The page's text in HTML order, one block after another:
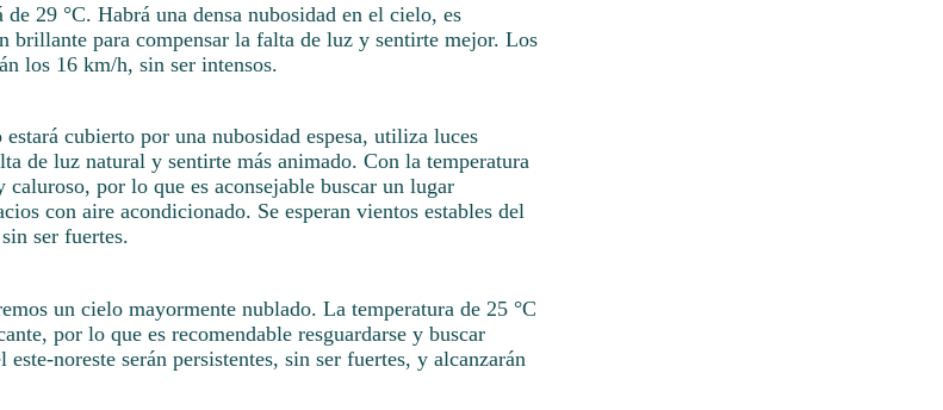
29 °C. Habrá una densa nubosidad en el cielo, es
brillante para compensar la falta de luz y sentirte mejor. Los
los 16 km/h, sin ser intensos.
cubierto por una nubosidad espesa, utiliza luces
de luz natural y sentirte más animado. Con la temperatura
caluroso, por lo que es aconsejable buscar un lugar
con aire acondicionado. Se esperan vientos estables del
ser fuertes.
un cielo mayormente nublado. La temperatura de 25 °C
por lo que es recomendable resguardarse y buscar
noreste serán persistentes, sin ser fuertes, y alcanzarán